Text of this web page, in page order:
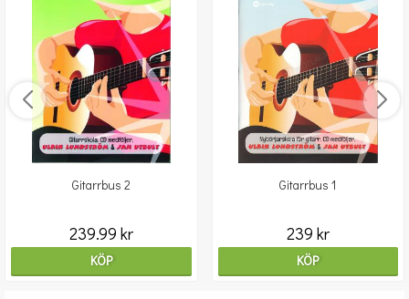
Gitarrbus 2
239.99 kr
KÖP
Gitarrbus 1
239 kr
KÖP